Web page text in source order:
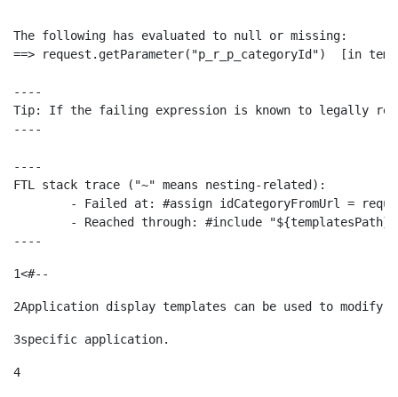
The following has evaluated to null or missing:
==> request.getParameter("p_r_p_categoryId")  [in
----
Tip: If the failing expression is known to legally refer
----
----
FTL stack trace ("~" means nesting-related):
----
1<#--
2Application display templates can be used to
3specific application.
4